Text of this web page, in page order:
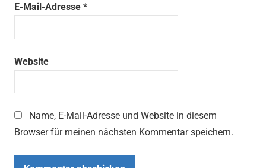
E-Mail-Adresse *
Website
Name, E-Mail-Adresse und Website in diesem
Browser für meinen nächsten Kommentar speichern.